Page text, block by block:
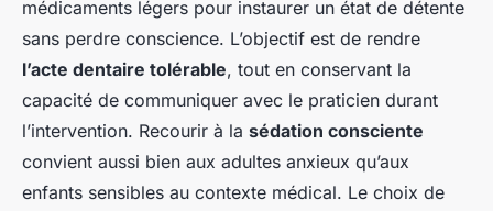
médicaments légers pour instaurer un état de détente
sans perdre conscience. L’objectif est de rendre
l’acte dentaire tolérable, tout en conservant la
capacité de communiquer avec le praticien durant
l’intervention. Recourir à la sédation consciente
convient aussi bien aux adultes anxieux qu’aux
enfants sensibles au contexte médical. Le choix de